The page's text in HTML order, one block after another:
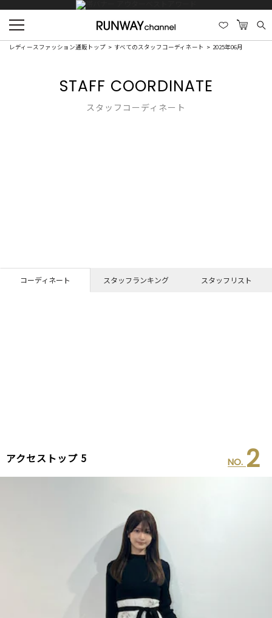
レディースファッション通販トップ すべてのスタッフコーディネート 2025年06月
STAFF COORDINATE
スタッフコーディネート
コーディネート スタッフランキング スタッフリスト
アクセストップ 5 NO. 2